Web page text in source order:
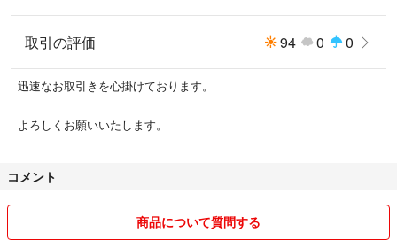
取引の評価 94 0 0
迅速なお取引きを心掛けております。
よろしくお願いいたします。
コメント
商品について質問する